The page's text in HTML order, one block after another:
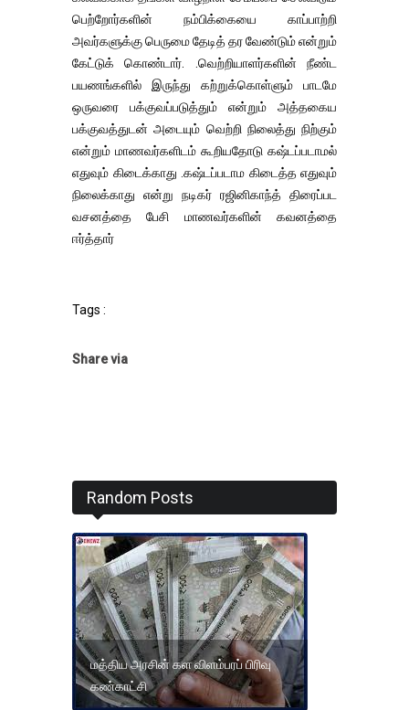
பெற்றோர்களின் நம்பிக்கையை காப்பாற்றி
அவர்களுக்கு பெருமை தேடித் தர வேண்டும் என்றும்
கேட்டுக் கொண்டார். .வெற்றியாளர்களின் நீண்ட
பயணங்களில் இருந்து கற்றுக்கொள்ளும் பாடமே
ஒருவரை பக்குவப்படுத்தும் என்றும் அத்தகைய
பக்குவத்துடன் அடையும் வெற்றி நிலைத்து நிற்கும்
என்றும் மாணவர்களிடம் கூறியதோடு கஷ்டப்படாமல்
எதுவும் கிடைக்காது .கஷ்டப்படாம கிடைத்த எதுவும்
நிலைக்காது என்று நடிகர் ரஜினிகாந்த் திரைப்பட
வசனத்தை பேசி மாணவர்களின் கவனத்தை
ஈர்த்தார்
Tags :
Share via
Random Posts
மத்திய அரசின் கள விளம்பரப் பிரிவு
கண்காட்சி